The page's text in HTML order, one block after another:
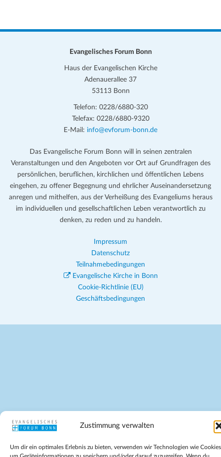
Zustimmung verwalten
Um dir ein optimales Erlebnis zu bieten, verwenden wir Technologien wie
Evangelisches Forum Bonn
Haus der Evangelischen Kirche
Adenauerallee 37
53113 Bonn
Telefon: 0228/6880-320
Telefax: 0228/6880-9320
E-Mail: info@evforum-bonn.de
Das Evangelische Forum Bonn will in seinen zentralen
Veranstaltungen und den Angeboten vor Ort auf Grundfragen des
persönlichen, beruflichen, kirchlichen und öffentlichen Lebens
eingehen, zu offener Begegnung und ehrlicher Auseinandersetzung
anregen und mithelfen, aus der Verheißung des Evangeliums heraus
im individuellen und gesellschaftlichen Leben verantwortlich zu
denken, zu reden und zu handeln.
Impressum
Datenschutz
Teilnahmebedingungen
Evangelische Kirche in Bonn
Cookie-Richtlinie (EU)
Geschäftsbedingungen